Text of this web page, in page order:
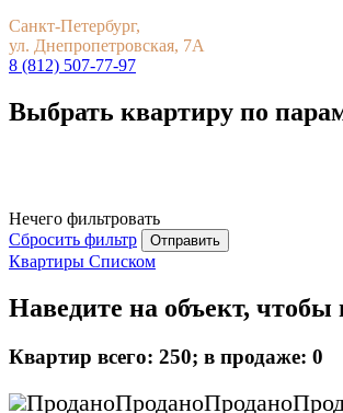
Санкт-Петербург,
ул. Днепропетровская, 7А
8 (812) 507-77-97
Выбрать квартиру по
Нечего фильтровать
Сбросить фильтр
Отправить
Квартиры Списком
Наведите на объект,
Квартир всего: 250; в продаже: 0
ПроданоПроданоПродано